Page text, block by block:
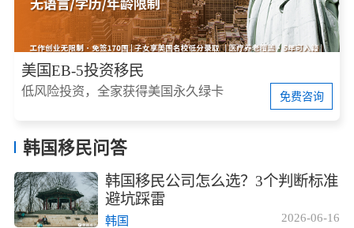
美国EB-5投资移民
低风险投资，全家获得美国永久绿卡 免费咨询
韩国移民问答
韩国移民公司怎么选？3个判断标准
避坑踩雷
2026-06-16
韩国